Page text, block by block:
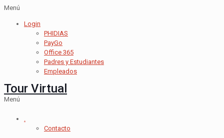
Menú
Login
PHIDIAS
PayGo
Office 365
Padres y Estudiantes
Empleados
Tour Virtual
Menú
.
Contacto